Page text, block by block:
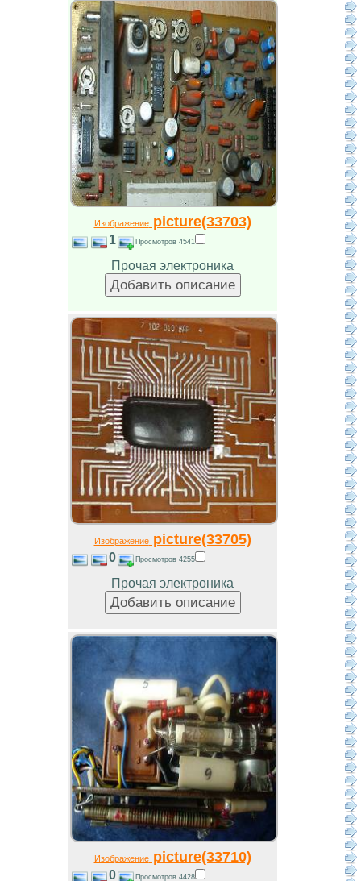
Изображениеpicture(33703)
1 Просмотров 4541
Прочая электроника
Изображениеpicture(33705)
0 Просмотров 4255
Прочая электроника
Изображениеpicture(33710)
0 Просмотров 4428